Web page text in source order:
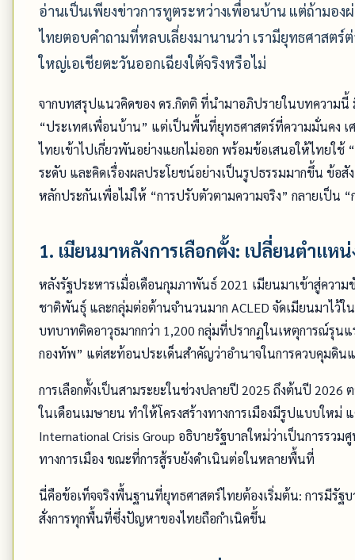
อ่านเป็นเพียงข่าวการทูตระหว่างเพื่อนบ้าน แต่ถ้ามอ
ไทยตอบคำถามที่หลบเลี่ยงมานานว่า เรามียุทธศาสต
ใหญ่เอเชียตะวันออกเฉียงใต้จริงหรือไม่
จากบทสรุปแนวคิดของ ดร.กิตติ ที่นำมาอภิปรายในบทความนี้
“ประเทศเพื่อนบ้าน” แต่เป็นพื้นที่ยุทธศาสตร์ที่ความมั่นคง เ
ไทยเข้าไปเกี่ยวพันอย่างแยกไม่ออก พร้อมข้อเสนอให้ไทยใช้
ระดับ และคิดเรื่องผลประโยชน์อย่างเป็นรูปธรรมมากขึ้น ข้อ
หลักประกันเพื่อไม่ให้ “การปรับตัวตามความจริง” กลายเป็น
1. เมียนมาหลังการเลือกตั้ง: เปลี่ยนตำแห
หลังรัฐประหารเมื่อเดือนกุมภาพันธ์ 2021 เมียนมาเข้าสู่ความ
ชาติพันธุ์ และกลุ่มต่อต้านจำนวนมาก ACLED จัดเมียนมาไว้
บทบาทติดอาวุธมากกว่า 1,200 กลุ่มที่ปรากฏในเหตุการณ์รุน
กองทัพ” แต่สะท้อนประเด็นสำคัญว่าอำนาจในการควบคุมดิน
การเลือกตั้งเป็นสามระยะในช่วงปลายปี 2025 ถึงต้นปี
ในเดือนเมษายน ทำให้โครงสร้างทางการเมืองมีรูปแบบให
International Crisis Group อธิบายรัฐบาลใหม่ว่าเป็นการรว
ทางการเมือง ขณะที่การสู้รบยังดำเนินต่อในหลายพื้นที่
นี่คือข้อเท็จจริงพื้นฐานที่ยุทธศาสตร์ไทยต้องเริ่มต้น: การมีรัฐ
สั่งการทุกพื้นที่ซึ่งปัญหาของไทยถือกำเนิดขึ้น